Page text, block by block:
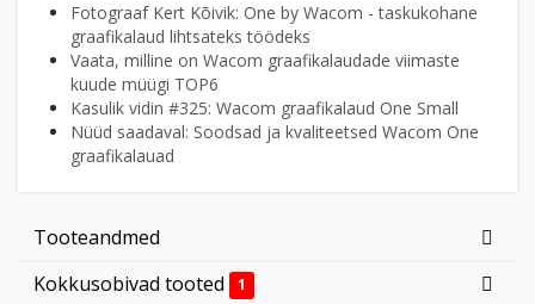
Fotograaf Kert Kõivik: One by Wacom - taskukohane
graafikalaud lihtsateks töödeks
Vaata, milline on Wacom graafikalaudade viimaste
kuude müügi TOP6
Kasulik vidin #325: Wacom graafikalaud One Small
Nüüd saadaval: Soodsad ja kvaliteetsed Wacom One
graafikalauad
Tooteandmed
Kokkusobivad tooted
1